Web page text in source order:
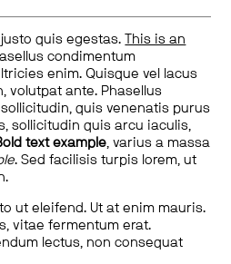
quis egestas.
This is an
condimentum
enim. Quisque vel lacus
volutpat ante. Phasellus
quis venenatis purus
sollicitudin quis arcu iaculis,
text example, varius a massa
. Sed facilisis turpis lorem, ut
ut eleifend. Ut at enim mauris.
vitae fermentum erat.
lectus, non consequat